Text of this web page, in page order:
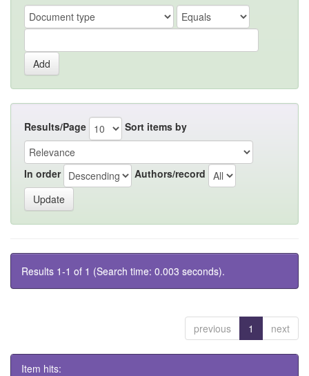
Results/Page Sort items by
In order Authors/record
Results 1-1 of 1 (Search time: 0.003 seconds).
previous 1 next
Item hits: